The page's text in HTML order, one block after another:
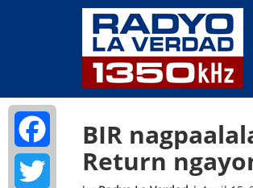
BIR
Return
Facebook